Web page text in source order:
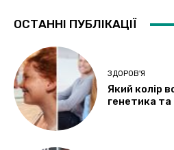
ОСТАННІ ПУБЛІКАЦІЇ
ЗДОРОВ'Я
Який колір
генетика та